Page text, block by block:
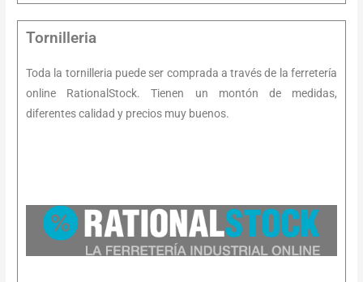
Tornilleria
Toda la tornilleria puede ser comprada a través de la ferretería
online RationalStock. Tienen un montón de medidas,
diferentes calidad y precios muy buenos.